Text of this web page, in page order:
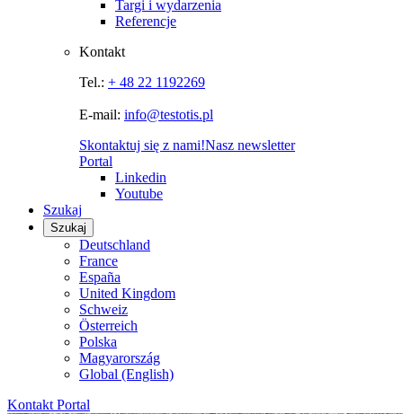
Targi i wydarzenia
Referencje
Kontakt
Tel.: + 48 22 1192269
E-mail: info@testotis.pl
Skontaktuj się z nami!Nasz newsletter
Portal
Linkedin
Youtube
Szukaj
Szukaj
Deutschland
France
España
United Kingdom
Schweiz
Österreich
Polska
Magyarország
Global (English)
Kontakt Portal